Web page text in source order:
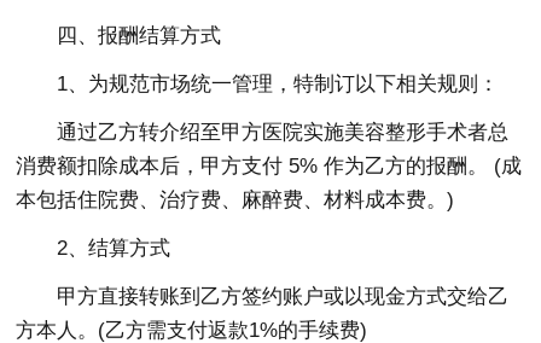
四、报酬结算方式
1、为规范市场统一管理，特制订以下相关规则：
通过乙方转介绍至甲方医院实施美容整形手术者总
消费额扣除成本后，甲方支付 5% 作为乙方的报酬。 (成
本包括住院费、治疗费、麻醉费、材料成本费。)
2、结算方式
甲方直接转账到乙方签约账户或以现金方式交给乙
方本人。(乙方需支付返款1%的手续费)